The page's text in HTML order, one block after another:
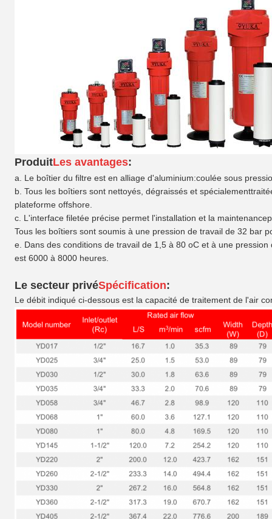
ProduitLes avantages:
a. Le boîtier du filtre est en alliage d'aluminium:coulée sous
b. Tous les boîtiers sont nettoyés, dégraissés et spécialement
plateforme offshore.
c. L'interface filetée précise permet l'installation et la maintenance
Tous les boîtiers sont soumis à une pression de travail de 32 bar
e. Dans des conditions de travail de 1,5 à 80 oC et à une
est 6000 à 8000 heures.
Le secteur privéSpécification:
Le débit indiqué ci-dessous est la capacité de traitement de l'air